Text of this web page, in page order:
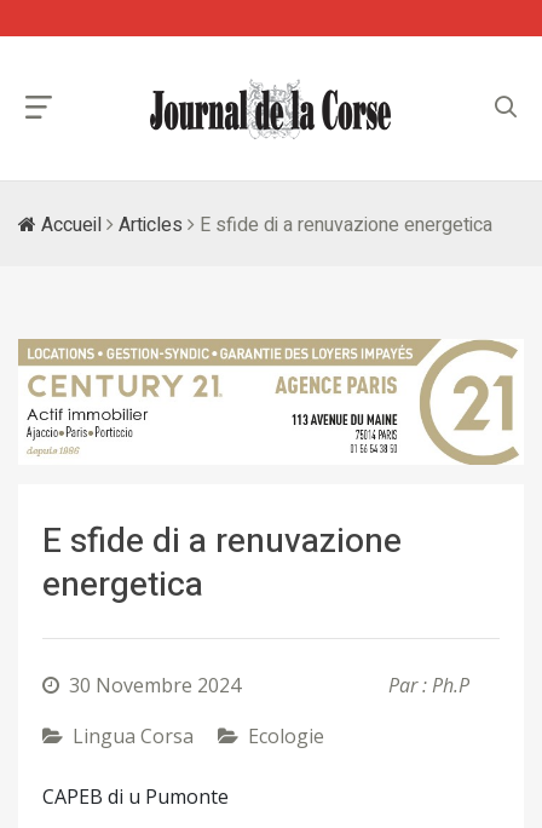
Accueil Articles E sfide di a renuvazione energetica
E sfide di a renuvazione
energetica
30 Novembre 2024
Par : Ph.P
Lingua Corsa
Ecologie
CAPEB di u Pumonte